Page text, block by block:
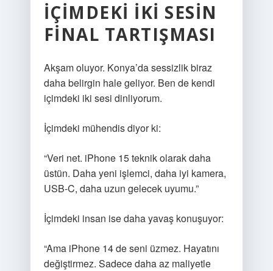
İÇIMDEKI IKI SESIN
FINAL TARTIŞMASI
Akşam oluyor. Konya’da sessizlik biraz
daha belirgin hale geliyor. Ben de kendi
içimdeki iki sesi dinliyorum.
İçimdeki mühendis diyor ki:
“Veri net. iPhone 15 teknik olarak daha
üstün. Daha yeni işlemci, daha iyi kamera,
USB-C, daha uzun gelecek uyumu.”
İçimdeki insan ise daha yavaş konuşuyor:
“Ama iPhone 14 de seni üzmez. Hayatını
değiştirmez. Sadece daha az maliyetle